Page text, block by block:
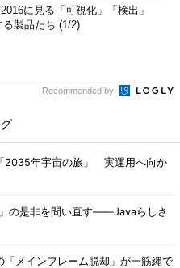
に見る「可視化」「検出」
る製品たち (1/2)
Recommended by
2035年宇宙の旅」 実運用へ向か
の是非を問い直す――Javaらしさ
メインフレーム脱却」が一筋縄で